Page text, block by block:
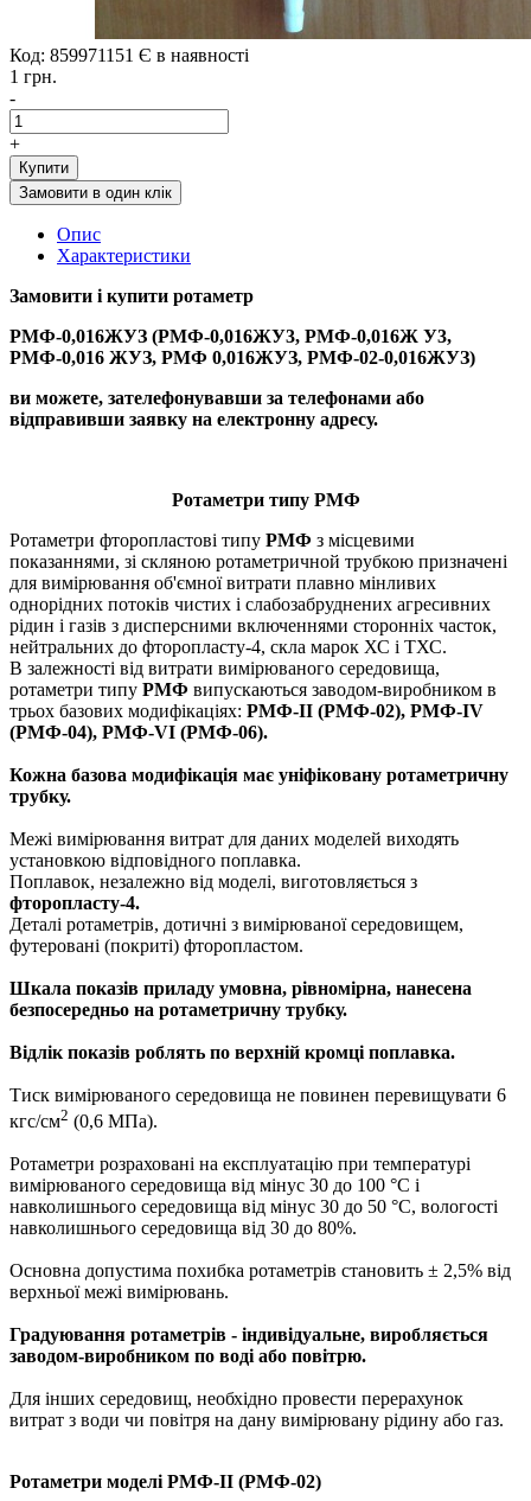
Код: 859971151 Є в наявності
1 грн.
-
+
Купити
Замовити в один клік
Опис
Характеристики
Замовити і купити ротаметр
РМФ-0,016ЖУЗ (РМФ-0,016ЖУ3, РМФ-0,016Ж У3,
РМФ-0,016 ЖУЗ, РМФ 0,016ЖУЗ, РМФ-02-0,016ЖУЗ)
ви можете, зателефонувавши за телефонами або
відправивши заявку на електронну адресу.
Ротаметри типу РМФ
Ротаметри фторопластові типу РМФ з місцевими
показаннями, зі скляною ротаметричной трубкою призначені
для вимірювання об'ємної витрати плавно мінливих
однорідних потоків чистих і слабозабруднених агресивних
рідин і газів з дисперсними включеннями сторонніх часток,
нейтральних до фторопласту-4, скла марок ХС і ТХС.
В залежності від витрати вимірюваного середовища,
ротаметри типу РМФ випускаються заводом-виробником в
трьох базових модифікаціях: РМФ-II (РМФ-02), РМФ-IV
(РМФ-04), РМФ-VI (РМФ-06).
Кожна базова модифікація має уніфіковану ротаметричну
трубку.
Межі вимірювання витрат для даних моделей виходять
установкою відповідного поплавка.
Поплавок, незалежно від моделі, виготовляється з
фторопласту-4.
Деталі ротаметрів, дотичні з вимірюваної середовищем,
футеровані (покриті) фторопластом.
Шкала показів приладу умовна, рівномірна, нанесена
безпосередньо на ротаметричну трубку.
Відлік показів роблять по верхній кромці поплавка.
Тиск вимірюваного середовища не повинен перевищувати 6
кгс/см2 (0,6 МПа).
Ротаметри розраховані на експлуатацію при температурі
вимірюваного середовища від мінус 30 до 100 °С і
навколишнього середовища від мінус 30 до 50 °С, вологості
навколишнього середовища від 30 до 80%.
Основна допустима похибка ротаметрів становить ± 2,5% від
верхньої межі вимірювань.
Градуювання ротаметрів - індивідуальне, виробляється
заводом-виробником по воді або повітрю.
Для інших середовищ, необхідно провести перерахунок
витрат з води чи повітря на дану вимірювану рідину або газ.
Ротаметри моделі РМФ-II (РМФ-02)